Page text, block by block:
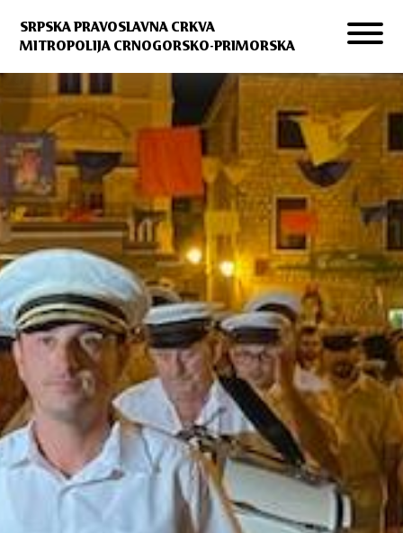
SRPSKA PRAVOSLAVNA CRKVA
MITROPOLIJA CRNOGORSKO-PRIMORSKA